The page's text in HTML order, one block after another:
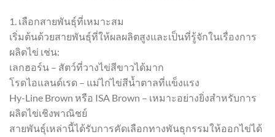
1. เลือกสายพันธุ์ที่เหมาะสม
เริ่มต้นด้วยสายพันธุ์ที่ให้ผลผลิตสูงและเป็นที่รู้จักในเรื่องการ
ผลิตไข่ เช่น:
เลกฮอร์น – สัตว์ที่วางไข่สีขาวได้มาก
โรดไอแลนด์เรด – แม่ไก่ไข่สีน้ำตาลที่แข็งแรง
Hy-Line Brown หรือ ISA Brown – เหมาะอย่างยิ่งสำหรับการ
ผลิตไข่เชิงพาณิชย์
สายพันธุ์เหล่านี้ได้รับการคัดเลือกทางพันธุกรรมให้ออกไข่ได้